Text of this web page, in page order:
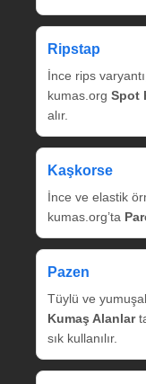
Ripstap
İnce rips
kumas.org Spot
alır.
Kaşkorse
İnce ve elastik
kumas.org’ta
Pazen
Tüylü ve
Kumaş Alanlar
sık kullanılır.